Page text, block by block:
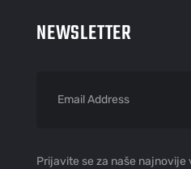
NEWSLETTER
Prijavite se za naše